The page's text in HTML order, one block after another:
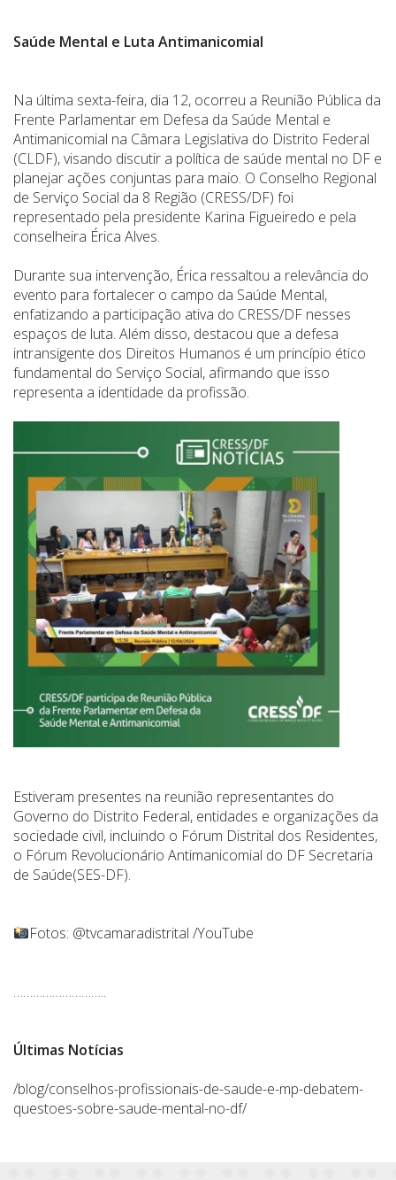
Saúde Mental e Luta Antimanicomial
Na última sexta-feira, dia 12, ocorreu a Reunião Pública da
Frente Parlamentar em Defesa da Saúde Mental e
Antimanicomial na Câmara Legislativa do Distrito Federal
(CLDF), visando discutir a política de saúde mental no DF e
planejar ações conjuntas para maio. O Conselho Regional
de Serviço Social da 8 Região (CRESS/DF) foi
representado pela presidente Karina Figueiredo e pela
conselheira Érica Alves.
Durante sua intervenção, Érica ressaltou a relevância do
evento para fortalecer o campo da Saúde Mental,
enfatizando a participação ativa do CRESS/DF nesses
espaços de luta. Além disso, destacou que a defesa
intransigente dos Direitos Humanos é um princípio ético
fundamental do Serviço Social, afirmando que isso
representa a identidade da profissão.
Estiveram presentes na reunião representantes do
Governo do Distrito Federal, entidades e organizações da
sociedade civil, incluindo o Fórum Distrital dos Residentes,
o Fórum Revolucionário Antimanicomial do DF Secretaria
de Saúde(SES-DF).
Fotos: @tvcamaradistrital /YouTube
………………………..
Últimas Notícias
/blog/conselhos-profissionais-de-saude-e-mp-debatem-
questoes-sobre-saude-mental-no-df/